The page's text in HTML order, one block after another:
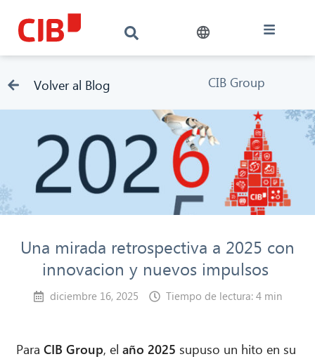
Volver al Blog CIB Group
Una mirada retrospectiva a 2025 con
innovacion y nuevos impulsos
diciembre 16, 2025 Tiempo de lectura: 4 min
ParaCIB Group, elaño 2025 supuso un hito en su